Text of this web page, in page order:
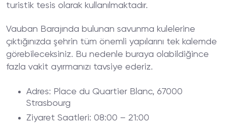
turistik tesis olarak kullanılmaktadır.
Vauban Barajında bulunan savunma kulelerine
çıktığınızda şehrin tüm önemli yapılarını tek kalemde
görebileceksiniz. Bu nedenle buraya olabildiğince
fazla vakit ayırmanızı tavsiye ederiz.
Adres: Place du Quartier Blanc, 67000
Strasbourg
Ziyaret Saatleri: 08:00 – 21:00